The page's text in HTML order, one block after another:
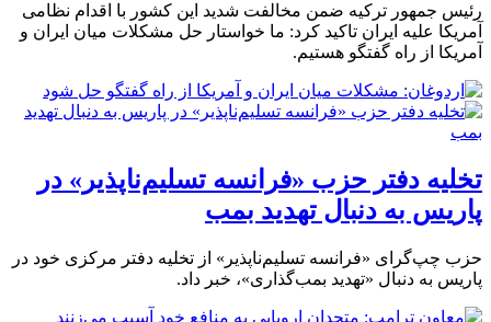
رئیس جمهور ترکیه ضمن مخالفت شدید این کشور با اقدام نظامی
آمریکا علیه ایران تاکید کرد: ما خواستار حل مشکلات میان ایران و
آمریکا از راه گفتگو هستیم.
تخلیه دفتر حزب «فرانسه تسلیم‌ناپذیر» در
پاریس به دنبال تهدید بمب
حزب چپ‌گرای «فرانسه تسلیم‌ناپذیر» از تخلیه دفتر مرکزی خود در
پاریس به دنبال «تهدید بمب‌گذاری»، خبر داد.